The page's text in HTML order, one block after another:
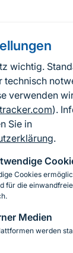
wichtig.
technisch
verwenden
).
Sie in
.
Cookies
für die
Medien
werden
zur Seite
Kontakt zum
zur
Impressum
Datenschutz
YouTube